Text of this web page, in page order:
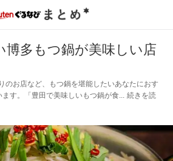
博多もつ鍋が美味しい店
のお店など、もつ鍋を堪能したいあなたにおす
す。「豊田で美味しいもつ鍋が食
続きを読